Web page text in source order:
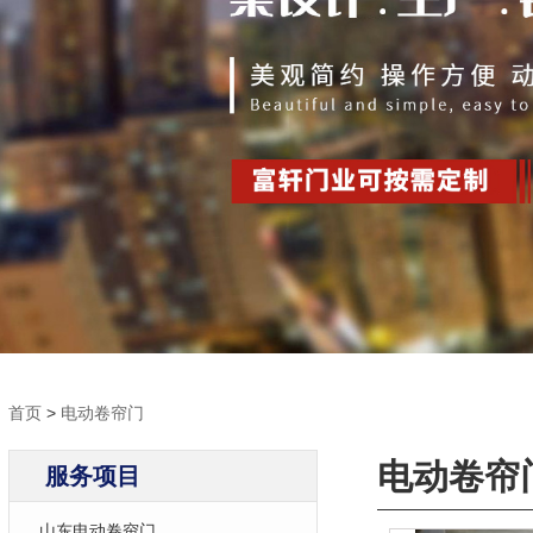
首页 > 电动卷帘门
服务项目 电动卷帘